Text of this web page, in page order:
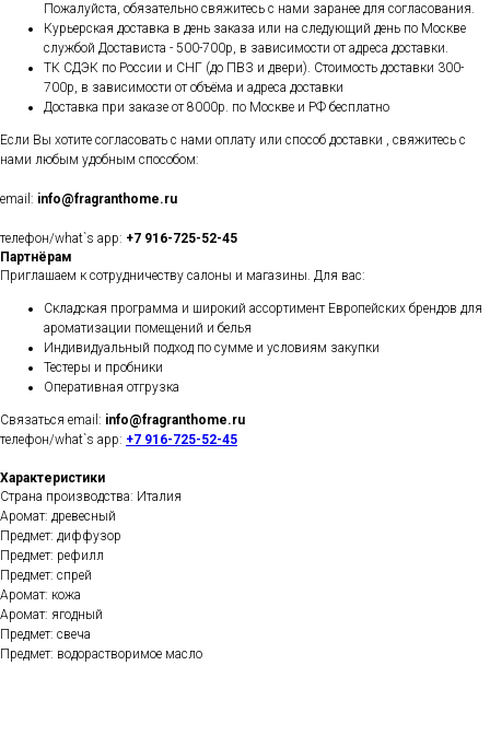
Пожалуйста, обязательно свяжитесь с нами заранее для согласования.
Курьерская доставка в день заказа или на следующий день по Москве
службой Достависта - 500-700р, в зависимости от адреса доставки.
ТК СДЭК по России и СНГ (до ПВЗ и двери). Стоимость доставки 300-
700р, в зависимости от объёма и адреса доставки
Доставка при заказе от 8000р. по Москве и РФ бесплатно
Если Вы хотите согласовать с нами оплату или способ доставки , свяжитесь с
нами любым удобным способом:
email: info@fragranthome.ru
телефон/what`s app: +7 916-725-52-45
Партнёрам
Приглашаем к сотрудничеству салоны и магазины. Для вас:
Складская программа и широкий ассортимент Европейских брендов для
ароматизации помещений и белья
Индивидуальный подход по сумме и условиям закупки
Тестеры и пробники
Оперативная отгрузка
Связаться email: info@fragranthome.ru
телефон/what`s app: +7 916-725-52-45
Характеристики
Страна производства: Италия
Аромат: древесный
Предмет: диффузор
Предмет: рефилл
Предмет: спрей
Аромат: кожа
Аромат: ягодный
Предмет: свеча
Предмет: водорастворимое масло